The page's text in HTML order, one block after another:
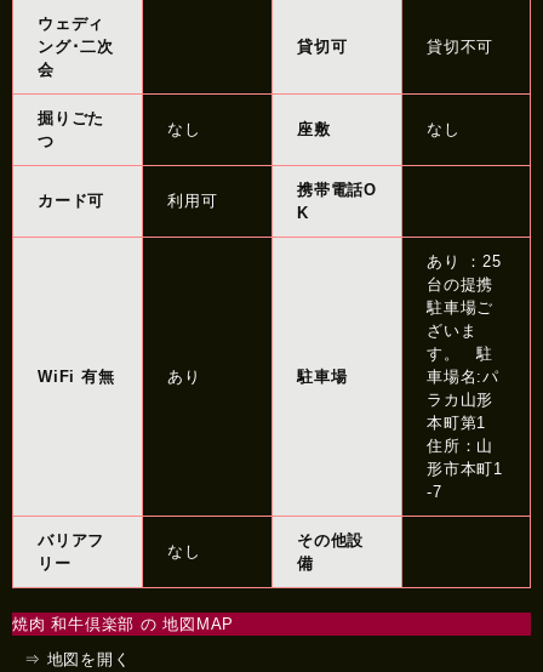
ウェディ
ング･二次
会
貸切可 貸切不可
掘りごた
つ
なし 座敷 なし
カード可 利用可
携帯電話O
K
WiFi 有無 あり 駐車場
あり ：25
台の提携
駐車場ご
ざいま
す。 駐
車場名:パ
ラカ山形
本町第1
住所：山
形市本町1
-7
バリアフ
リー
なし
その他設
備
焼肉 和牛倶楽部 の 地図MAP
⇒ 地図を開く